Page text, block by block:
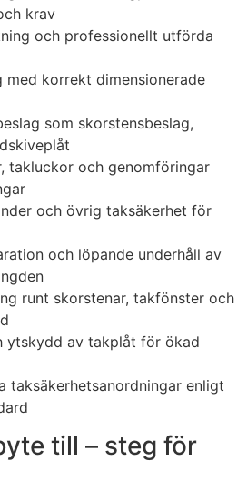
krav
och professionellt utförda
korrekt dimensionerade
som skorstensbeslag,
takluckor och genomföringar
och övrig taksäkerhet för
och löpande underhåll av
runt skorstenar, takfönster och
ytskydd av takplåt för ökad
taksäkerhetsanordningar enligt
till – steg för